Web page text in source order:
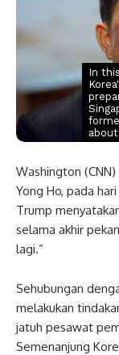
In
Washington
Yong Ho, pada
Trump
selama akhir
lagi.”
Sehubungan
melakukan
jatuh pesawat
Semenanjung